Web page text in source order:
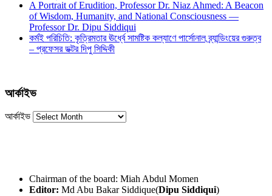
A Portrait of Erudition, Professor Dr. Niaz Ahmed: A Beacon
of Wisdom, Humanity, and National Consciousness —
Professor Dr. Dipu Siddiqui
কর্মই পরিচিতি: কৃত্রিমতার ঊর্ধ্বে সামষ্টিক কল্যাণে পার্সোনাল ব্র্যান্ডিংয়ের গুরুত্ব
– প্রফেসর ডক্টর দিপু সিদ্দিকী
আর্কাইভ
আর্কাইভ
Chairman of the board: Miah Abdul Momen
Editor: Md Abu Bakar Siddique(Dipu Siddiqui)